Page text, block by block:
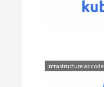
infrastructure as code